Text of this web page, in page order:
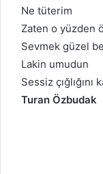
Ne tüterim
Zaten o yüzden
Sevmek güzel
Lakin umudun
Sessiz çığlığını
Turan Özbudak